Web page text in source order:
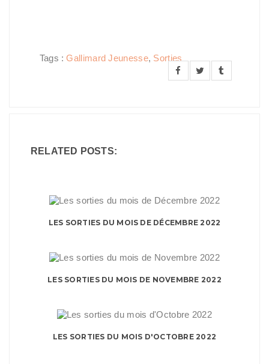
Tags :Gallimard Jeunesse, Sorties
RELATED POSTS:
LES SORTIES DU MOIS DE DÉCEMBRE 2022
LES SORTIES DU MOIS DE NOVEMBRE 2022
LES SORTIES DU MOIS D'OCTOBRE 2022